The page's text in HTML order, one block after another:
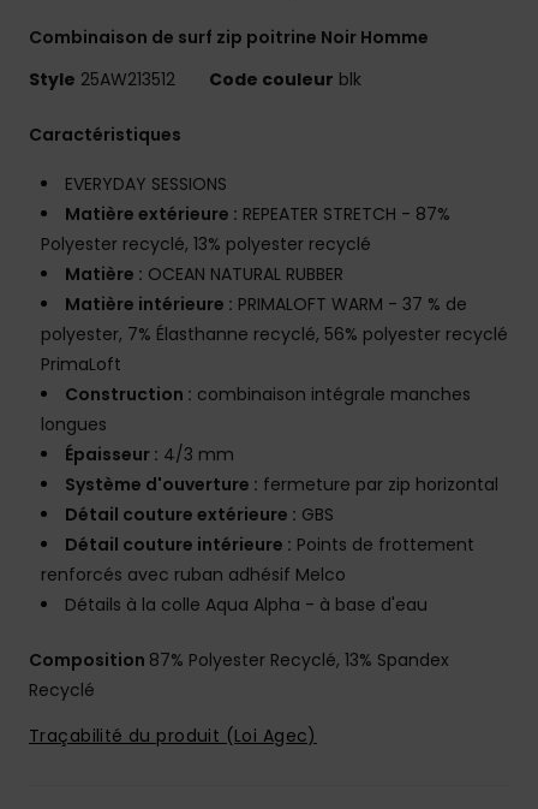
Combinaison de surf zip poitrine Noir Homme
Style 25AW213512 Code couleur blk
Caractéristiques
EVERYDAY SESSIONS
Matière extérieure : REPEATER STRETCH - 87%
Polyester recyclé, 13% polyester recyclé
Matière : OCEAN NATURAL RUBBER
Matière intérieure : PRIMALOFT WARM - 37 % de
polyester, 7% Élasthanne recyclé, 56% polyester recyclé
PrimaLoft
Construction : combinaison intégrale manches
longues
Épaisseur : 4/3 mm
Système d'ouverture : fermeture par zip horizontal
Détail couture extérieure : GBS
Détail couture intérieure : Points de frottement
renforcés avec ruban adhésif Melco
Détails à la colle Aqua Alpha - à base d'eau
Composition 87% Polyester Recyclé, 13% Spandex
Recyclé
Traçabilité du produit (Loi Agec)